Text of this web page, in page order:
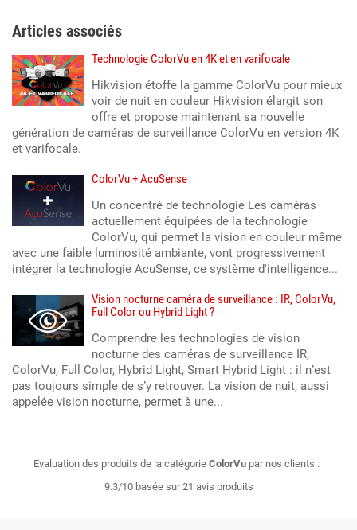
Articles associés
Technologie ColorVu en 4K et en varifocale
Hikvision étoffe la gamme ColorVu pour mieux
voir de nuit en couleur Hikvision élargit son
offre et propose maintenant sa nouvelle
génération de caméras de surveillance ColorVu en version 4K
et varifocale.
ColorVu + AcuSense
Un concentré de technologie Les caméras
actuellement équipées de la technologie
ColorVu, qui permet la vision en couleur même
avec une faible luminosité ambiante, vont progressivement
intégrer la technologie AcuSense, ce système d'intelligence...
Vision nocturne caméra de surveillance : IR, ColorVu,
Full Color ou Hybrid Light ?
Comprendre les technologies de vision
nocturne des caméras de surveillance IR,
ColorVu, Full Color, Hybrid Light, Smart Hybrid Light : il n’est
pas toujours simple de s’y retrouver. La vision de nuit, aussi
appelée vision nocturne, permet à une...
Evaluation des produits de la catégorie ColorVupar nos clients :
9.3/10 basée sur 21 avis produits